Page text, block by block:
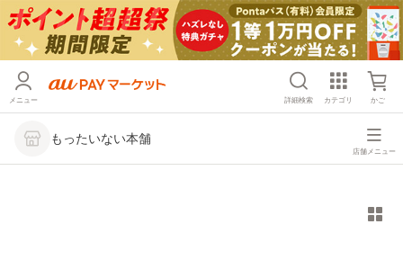
メニュー 詳細検索 カテゴリ かご
もったいない本舗
店舗メニュー